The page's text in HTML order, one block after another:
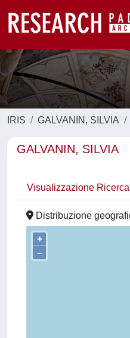
IRIS GALVANIN, SILVIA
GALVANIN, SILVIA
Visualizzazione
Distribuzione
+
–